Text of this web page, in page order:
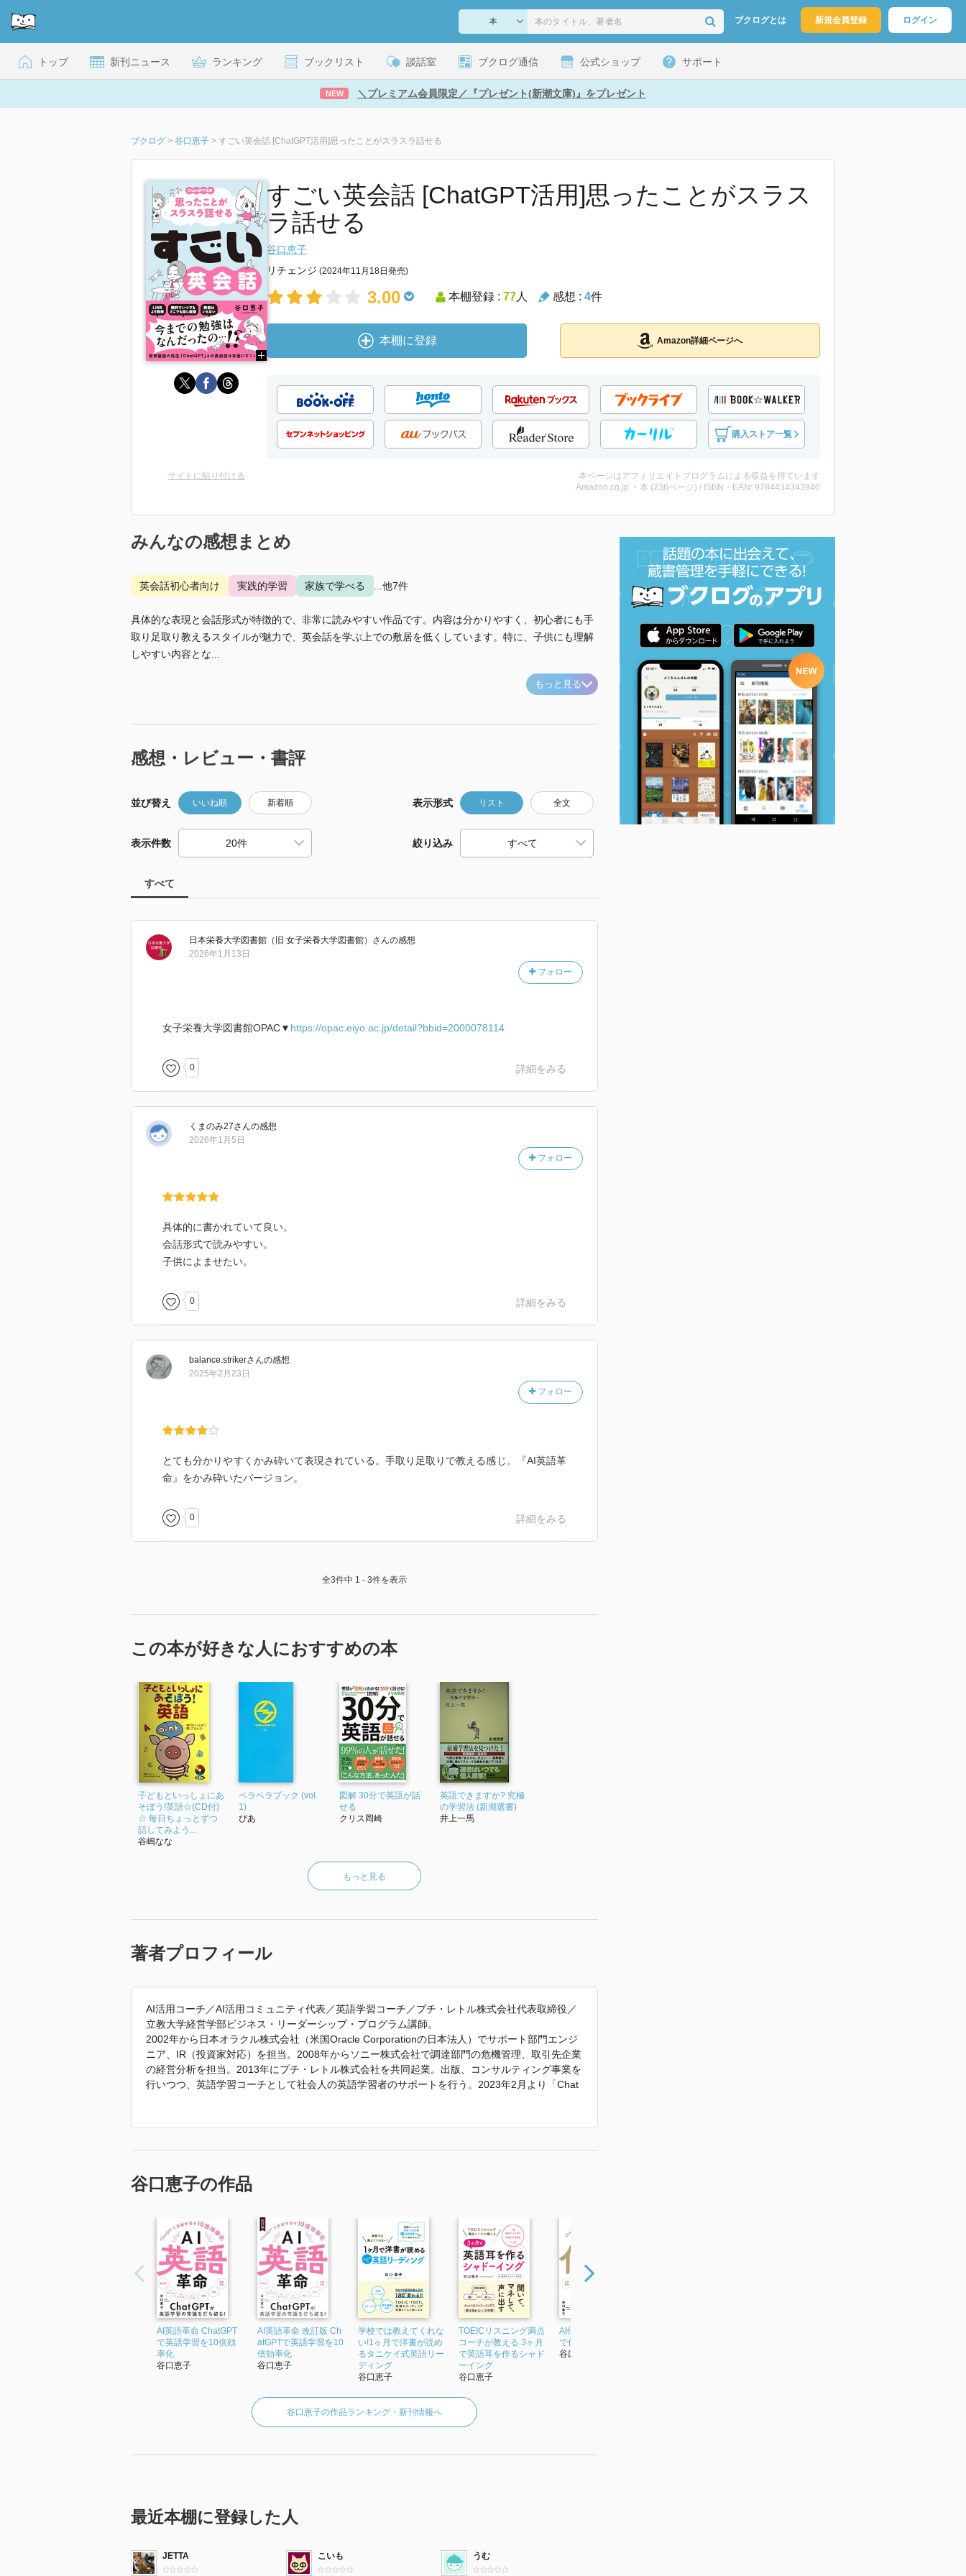
ブクログとは 新規会員登録 ログイン
トップ 新刊ニュース ランキング ブックリスト 談話室 ブクログ通信 公式ショップ サポート
NEW ＼プレミアム会員限定／『プレゼント(新潮文庫)』をプレゼント
ブクログ > 谷口恵子 > すごい英会話 [ChatGPT活用]思ったことがスラスラ話せる
すごい英会話 [ChatGPT活用]思ったことがスラス
ラ話せる
谷口恵子
リチェンジ (2024年11月18日発売)
3.00 本棚登録 : 77人 感想 : 4件
本棚に登録 Amazon詳細ページへ
購入ストア一覧
サイトに貼り付ける
本ページはアフィリエイトプログラムによる収益を得ています
Amazon.co.jp ・本 (236ページ) / ISBN・EAN: 9784434343940
みんなの感想まとめ
英会話初心者向け 実践的学習 家族で学べる ...他7件
具体的な表現と会話形式が特徴的で、非常に読みやすい作品です。内容は分かりやすく、初心者にも手
取り足取り教えるスタイルが魅力で、英会話を学ぶ上での敷居を低くしています。特に、子供にも理解
しやすい内容とな...
もっと見る
感想・レビュー・書評
並び替え いいね順 新着順 表示形式 リスト 全文
表示件数 絞り込み
すべて
日本栄養大学図書館（旧 女子栄養大学図書館） さんの感想
フォロー
2026年1月13日
女子栄養大学図書館OPAC▼ https://opac.eiyo.ac.jp/detail?bbid=2000078114
0 詳細をみる
くまのみ27さんの感想
フォロー
2026年1月5日
具体的に書かれていて良い。
会話形式で読みやすい。
子供によませたい。
0 詳細をみる
balance.strikerさんの感想
フォロー
2025年2月23日
とても分かりやすくかみ砕いて表現されている。手取り足取りで教える感じ。『AI英語革
命』をかみ砕いたバージョン。
0 詳細をみる
全3件中 1 - 3件を表示
この本が好きな人におすすめの本
子どもといっしょにあ
そぼう!英語☆(CD付)
☆ 毎日ちょっとずつ
話してみよう...
谷嶋なな
ベラベラブック (vol.
1)
ぴあ
図解 30分で英語が話
せる
クリス岡崎
英語できますか? 究極
の学習法 (新潮選書)
井上一馬
もっと見る
著者プロフィール
AI活用コーチ／AI活用コミュニティ代表／英語学習コーチ／プチ・レトル株式会社代表取締役／
立教大学経営学部ビジネス・リーダーシップ・プログラム講師。
2002年から日本オラクル株式会社（米国Oracle Corporationの日本法人）でサポート部門エンジ
ニア、IR（投資家対応）を担当。2008年からソニー株式会社で調達部門の危機管理、取引先企業
の経営分析を担当。2013年にプチ・レトル株式会社を共同起業。出版、コンサルティング事業を
行いつつ、英語学習コーチとして社会人の英語学習者のサポートを行う。2023年2月より「Chat
谷口恵子の作品
AI英語革命 ChatGPT
で英語学習を10倍効
率化
谷口恵子
AI英語革命 改訂版 Ch
atGPTで英語学習を10
倍効率化
谷口恵子
学校では教えてくれな
い!1ヶ月で洋書が読め
るタニケイ式英語リー
ディング
谷口恵子
TOEICリスニング満点
コーチが教える 3ヶ月
で英語耳を作るシャド
ーイング
谷口恵子
AI仕事革命 ChatGPT
で仕事を10倍効率化
谷口恵子
谷口恵子の作品ランキング・新刊情報へ
最近本棚に登録した人
JETTA こいも うむ